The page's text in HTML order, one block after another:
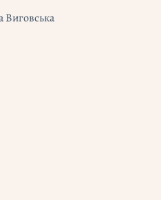
Виговська